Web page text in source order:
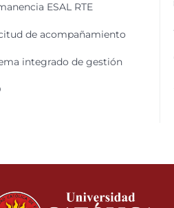
ESAL RTE
de acompañamiento
integrado de gestión